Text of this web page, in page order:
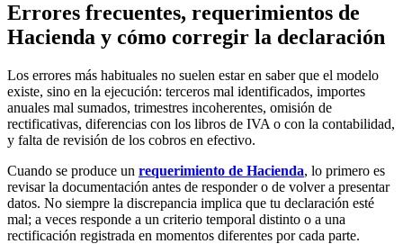
Errores frecuentes, requerimientos de
Hacienda y cómo corregir la declaración
Los errores más habituales no suelen estar en saber que el modelo
existe, sino en la ejecución: terceros mal identificados, importes
anuales mal sumados, trimestres incoherentes, omisión de
rectificativas, diferencias con los libros de IVA o con la contabilidad,
y falta de revisión de los cobros en efectivo.
Cuando se produce un requerimiento de Hacienda, lo primero es
revisar la documentación antes de responder o de volver a presentar
datos. No siempre la discrepancia implica que tu declaración esté
mal; a veces responde a un criterio temporal distinto o a una
rectificación registrada en momentos diferentes por cada parte.